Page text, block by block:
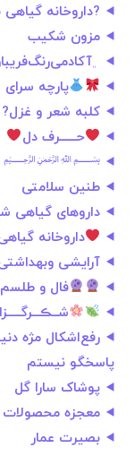
?داروخانه
مزون شکیب
پارچه سرای
کلبه شعر و غزل?
حــــــرف دل
﷽
طنین سلامتی
داروهای گیاهی
داروخانه
آرایشی
فال و طلسم
رفع‌اشکال مژه
پاسخگو نیستم
پوشاک سارا گل
معجزه
️بصيرت عمار